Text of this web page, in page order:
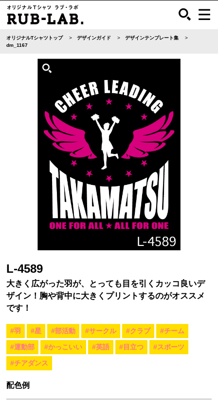
オリジナルTシャツトップ デザインガイド
デザインテンプレート集
dm_1167
L-4589
大きく広がった羽が、とっても目を引くカッコ良いデ
ザイン！胸や背中に大きくプリントするのがオススメ
です！
#羽 #星 #部活動 #サークル #クラブ #チーム
#運動部 #かっこいい #英語 #目立つ #スポーツ
#チアダンス
配色例